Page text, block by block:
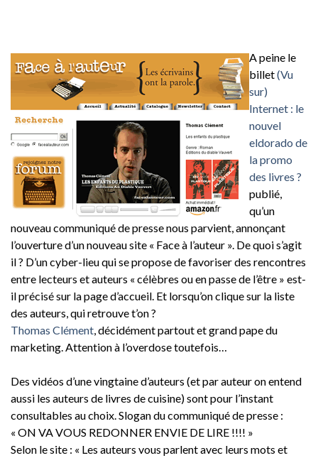
A peine le
billet(Vu
sur)
Internet : le
nouvel
eldorado de
la promo
des livres ?
publié,
qu’un
nouveau communiqué de presse nous parvient, annonçant
l’ouverture d’un nouveau site « Face à l’auteur ». De quoi s’agit
il ? D’un cyber-lieu qui se propose de favoriser des rencontres
entre lecteurs et auteurs « célèbres ou en passe de l’être » est-
il précisé sur la page d’accueil. Et lorsqu’on clique sur la liste
des auteurs, qui retrouve t’on ?
Thomas Clément , décidément partout et grand pape du
marketing. Attention à l’overdose toutefois…
Des vidéos d’une vingtaine d’auteurs (et par auteur on entend
aussi les auteurs de livres de cuisine) sont pour l’instant
consultables au choix. Slogan du communiqué de presse :
« ON VA VOUS REDONNER ENVIE DE LIRE !!!! »
Selon le site : « Les auteurs vous parlent avec leurs mots et